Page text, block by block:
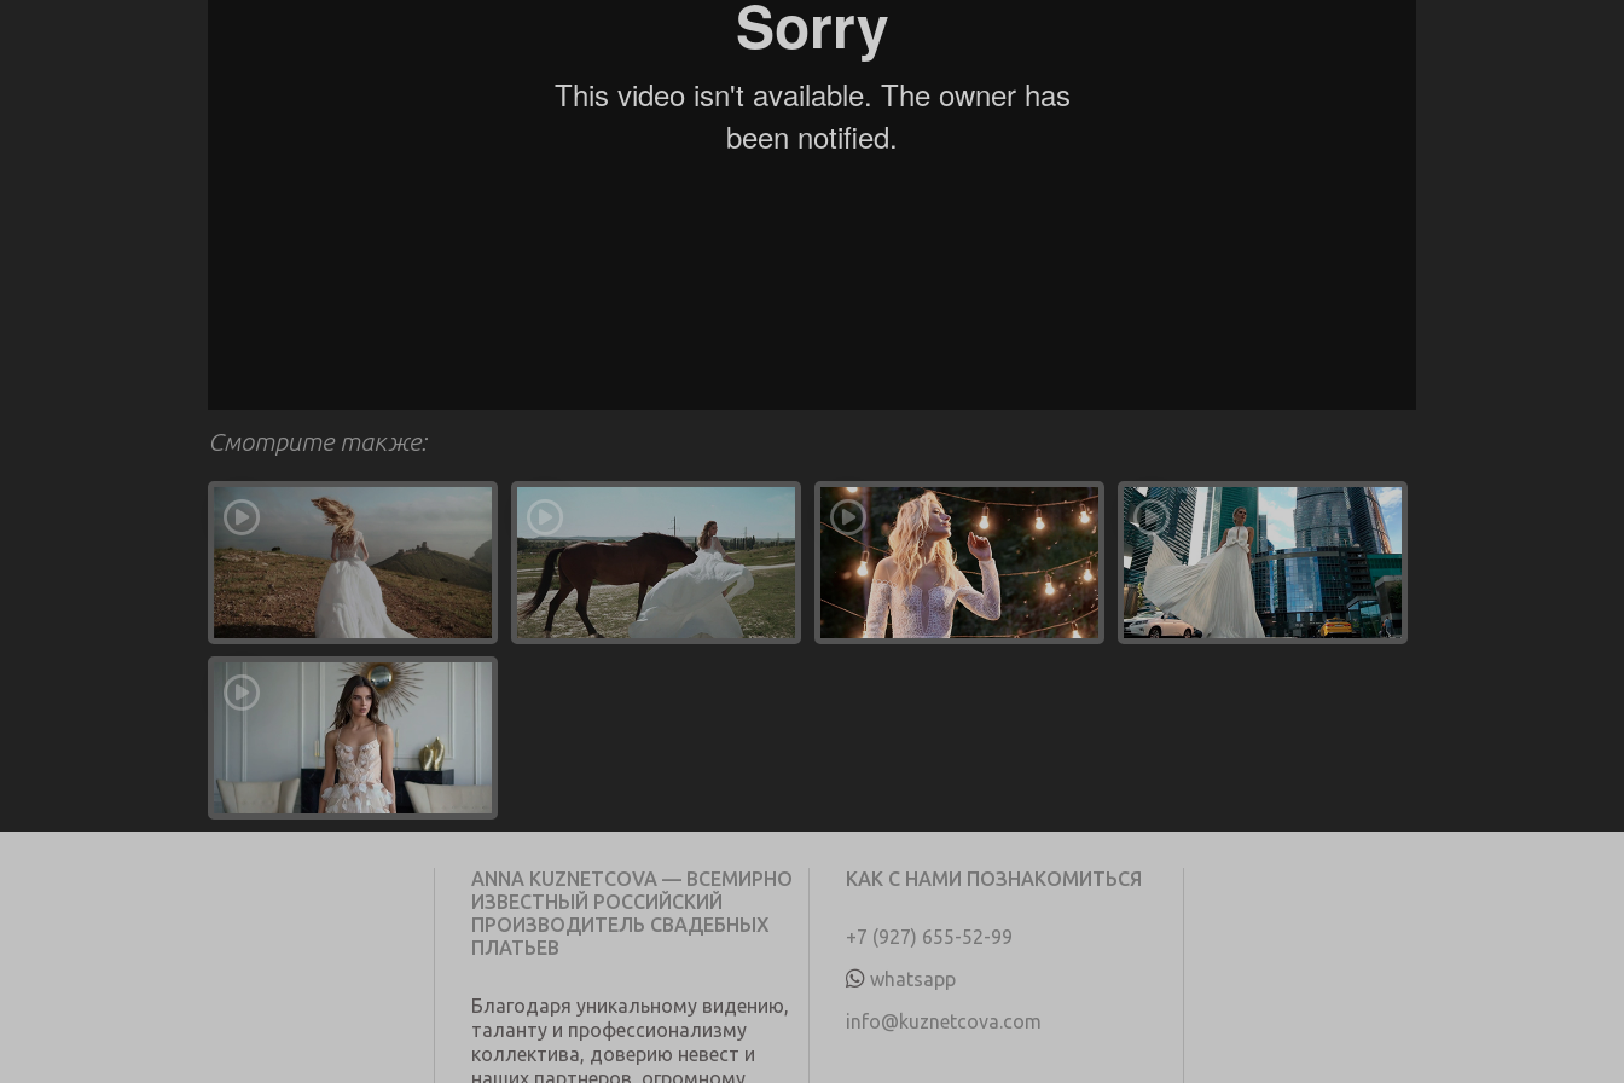
Смотрите также:
ANNA KUZNETCOVA — ВСЕМИРНО
ИЗВЕСТНЫЙ РОССИЙСКИЙ
ПРОИЗВОДИТЕЛЬ СВАДЕБНЫХ
ПЛАТЬЕВ
Благодаря уникальному видению,
таланту и профессионализму
коллектива, доверию невест и
наших партнеров, огромному
КАК С НАМИ ПОЗНАКОМИТЬСЯ
+7 (927) 655-52-99
whatsapp
info@kuznetcova.com